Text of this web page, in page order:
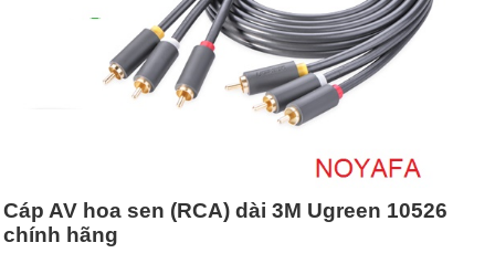
Cáp AV hoa sen (RCA) dài 3M Ugreen 10526
chính hãng